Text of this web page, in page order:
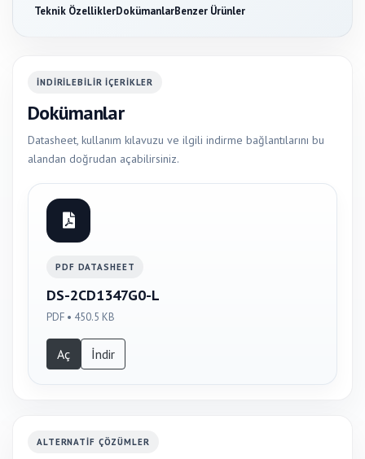
Teknik ÖzelliklerDokümanlarBenzer Ürünler
İNDIRILEBILIR IÇERIKLER
Dokümanlar
Datasheet, kullanım kılavuzu ve ilgili indirme bağlantılarını bu
alandan doğrudan açabilirsiniz.
PDF DATASHEET
DS-2CD1347G0-L
PDF • 450.5 KB
Aç İndir
ALTERNATIF ÇÖZÜMLER